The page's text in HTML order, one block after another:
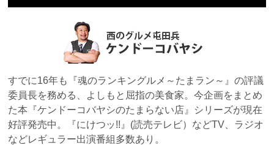
すでに16年も『魂のランキングルメ～たまラン～』の評議
委員長を務める、よしもと屈指の美食家。今企画をまとめ
た本『ケンドーコバヤシのたまらない店』シリーズが現在
好評発売中。『にけつッ!!』(読売テレビ）などTV、ラジオ
などレギュラー出演番組多数あり。